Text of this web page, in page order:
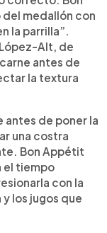
medallón con
la parrilla”.
Alt, de
antes de
la textura
antes de poner la
una costra
Bon Appétit
el tiempo
con la
los jugos que